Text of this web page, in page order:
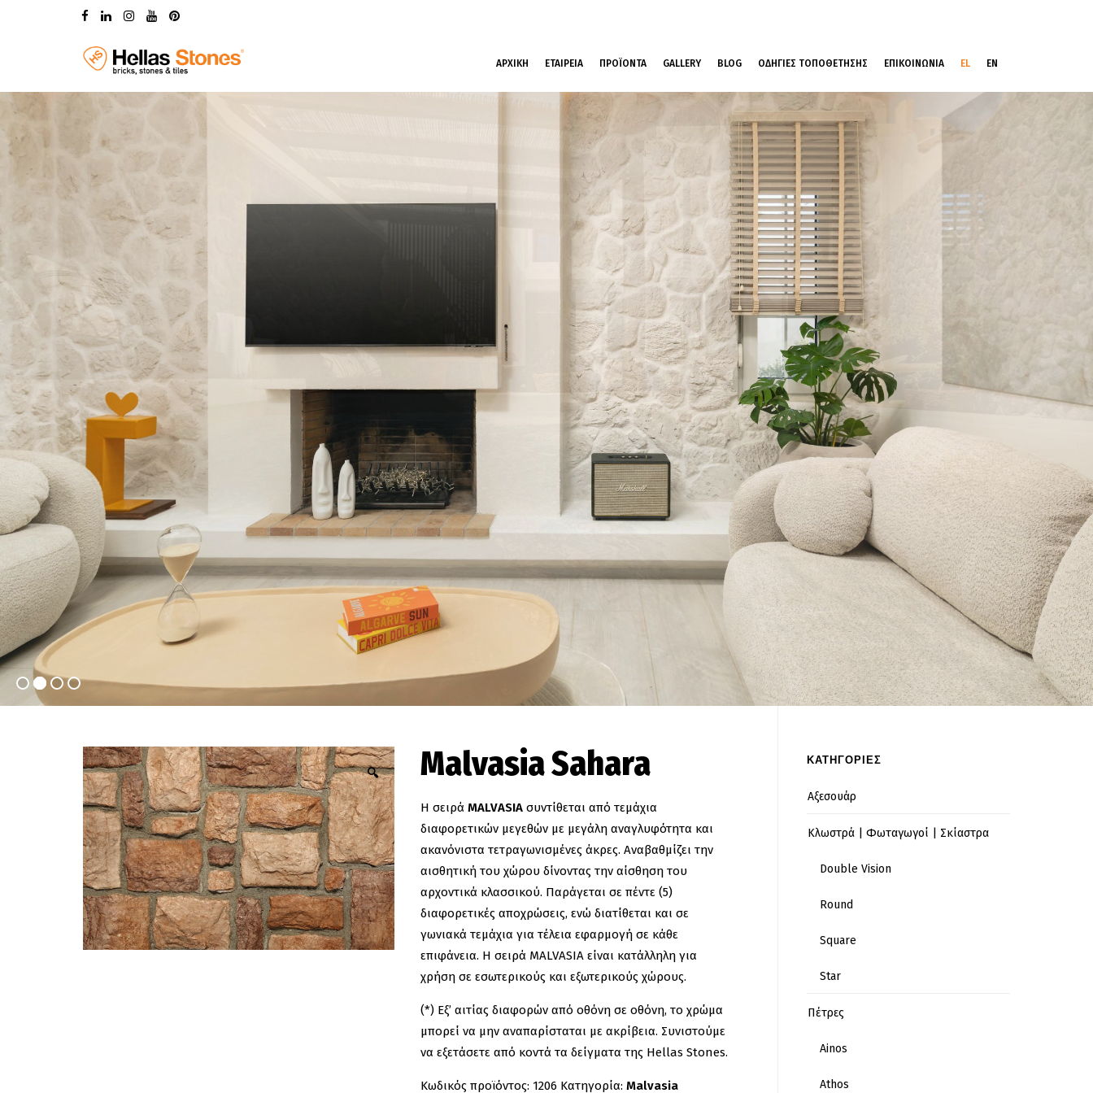
ΑΡΧΙΚΗ ΕΤΑΙΡΕΙΑ ΠΡΟΪΟΝΤΑ GALLERY BLOG ΟΔΗΓΙΕΣ ΤΟΠΟΘΕΤΗΣΗΣ ΕΠΙΚΟΙΝΩΝΙΑ EL EN
🔍 Malvasia Sahara
H σειρά MALVASIAσυντίθεται από τεμάχια
διαφορετικών μεγεθών με μεγάλη αναγλυφότητα και
ακανόνιστα τετραγωνισμένες άκρες. Αναβαθμίζει την
αισθητική του χώρου δίνοντας την αίσθηση του
αρχοντικά κλασσικού. Παράγεται σε πέντε (5)
διαφορετικές αποχρώσεις, ενώ διατίθεται και σε
γωνιακά τεμάχια για τέλεια εφαρμογή σε κάθε
επιφάνεια. Η σειρά MALVASIA είναι κατάλληλη για
χρήση σε εσωτερικούς και εξωτερικούς χώρους.
(*) Εξ’ αιτίας διαφορών από οθόνη σε οθόνη, το χρώμα
μπορεί να μην αναπαρίσταται με ακρίβεια. Συνιστούμε
να εξετάσετε από κοντά τα δείγματα της Hellas Stones.
Κωδικός προϊόντος: 1206 Κατηγορία: Malvasia
ΚΑΤΗΓΟΡΙΕΣ
Αξεσουάρ
Κλωστρά | Φωταγωγοί | Σκίαστρα
Double Vision
Round
Square
Star
Πέτρες
Ainos
Athos